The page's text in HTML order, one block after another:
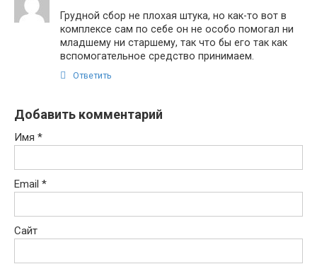
Грудной сбор не плохая штука, но как-то вот в
комплексе сам по себе он не особо помогал ни
младшему ни старшему, так что бы его так как
вспомогательное средство принимаем.
Ответить
Добавить комментарий
Имя *
Email *
Сайт